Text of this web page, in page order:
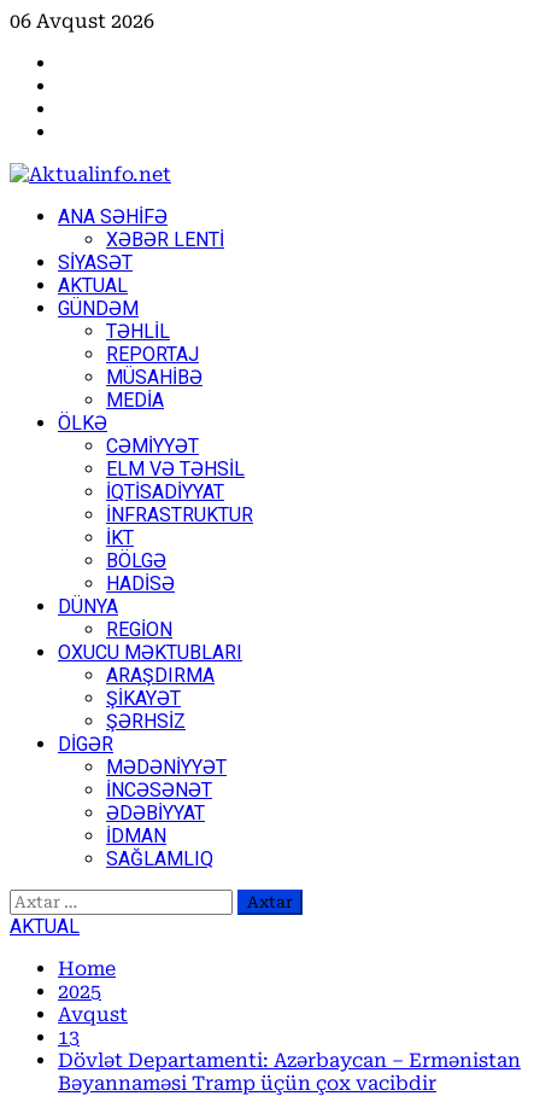
Skip
content
06 Avqust 2026
PrimaryANA SƏHİFƏ
XƏBƏR LENTİ
SİYASƏT
AKTUAL
GÜNDƏM
TƏHLİL
REPORTAJ
MÜSAHİBƏ
MEDİA
ÖLKƏ
CƏMİYYƏT
ELM VƏ TƏHSİL
İQTİSADİYYAT
İNFRASTRUKTUR
İKT
BÖLGƏ
HADİSƏ
DÜNYA
REGİON
OXUCU MƏKTUBLARI
ARAŞDIRMA
ŞİKAYƏT
ŞƏRHSİZ
DİGƏR
MƏDƏNİYYƏT
İNCƏSƏNƏT
ƏDƏBİYYAT
İDMAN
SAĞLAMLIQ
Axtarış:
AKTUAL
Home
2025
Avqust
13
Dövlət Departamenti: Azərbaycan – Ermənistan
Bəyannaməsi Tramp üçün çox vacibdir